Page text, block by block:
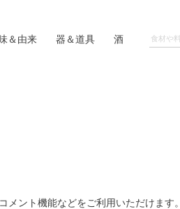
＆由来 器＆道具 酒
ント機能などをご利用いただけます。